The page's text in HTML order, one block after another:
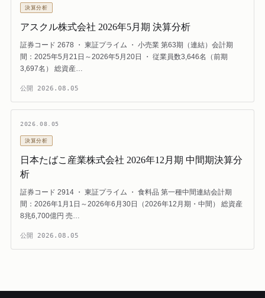
決算分析
アスクル株式会社 2026年5月期 決算分析
証券コード 2678 ・ 東証プライム ・ 小売業 第63期（連結）会計期
間：2025年5月21日～2026年5月20日 ・ 従業員数3,646名（前期
3,697名） 総資産…
公開 2026.08.05
2026.08.05
決算分析
日本たばこ産業株式会社 2026年12月期 中間期決算分
析
証券コード 2914 ・ 東証プライム ・ 食料品 第一種中間連結会計期
間：2026年1月1日～2026年6月30日（2026年12月期・中間） 総資産
8兆6,700億円 売…
公開 2026.08.05